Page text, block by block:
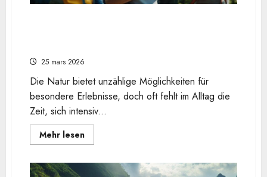
25 mars 2026
Die Natur bietet unzählige Möglichkeiten für
besondere Erlebnisse, doch oft fehlt im Alltag die
Zeit, sich intensiv...
Mehr lesenEn
savoir
Schnitzeljagd